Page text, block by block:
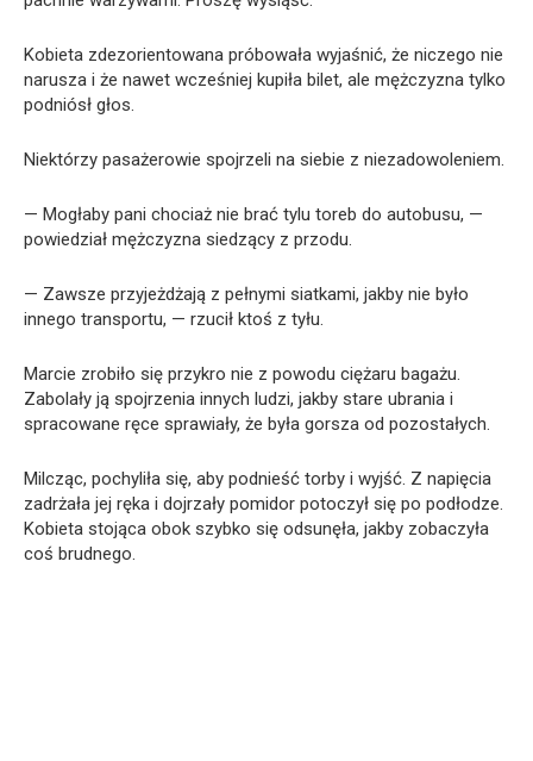
Kobieta zdezorientowana próbowała wyjaśnić, że niczego nie
narusza i że nawet wcześniej kupiła bilet, ale mężczyzna tylko
podniósł głos.
Niektórzy pasażerowie spojrzeli na siebie z niezadowoleniem.
— Mogłaby pani chociaż nie brać tylu toreb do autobusu, —
powiedział mężczyzna siedzący z przodu.
— Zawsze przyjeżdżają z pełnymi siatkami, jakby nie było
innego transportu, — rzucił ktoś z tyłu.
Marcie zrobiło się przykro nie z powodu ciężaru bagażu.
Zabolały ją spojrzenia innych ludzi, jakby stare ubrania i
spracowane ręce sprawiały, że była gorsza od pozostałych.
Milcząc, pochyliła się, aby podnieść torby i wyjść. Z napięcia
zadrżała jej ręka i dojrzały pomidor potoczył się po podłodze.
Kobieta stojąca obok szybko się odsunęła, jakby zobaczyła
coś brudnego.